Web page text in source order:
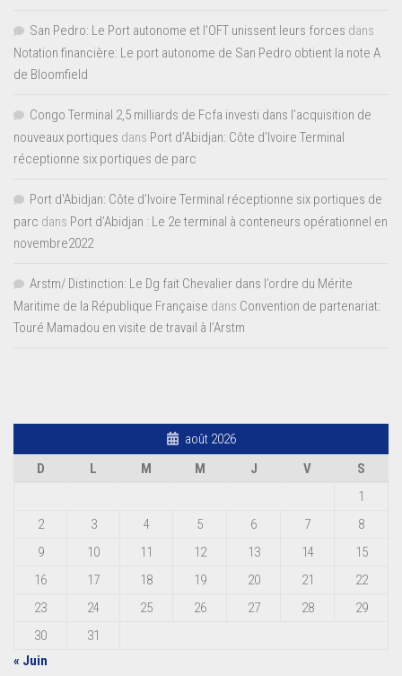
San Pedro: Le Port autonome et l’OFT unissent leurs forces dans
Notation financière: Le port autonome de San Pedro obtient la note A
de Bloomfield
Congo Terminal 2,5 milliards de Fcfa investi dans l’acquisition de
nouveaux portiques dans Port d’Abidjan: Côte d’Ivoire Terminal
réceptionne six portiques de parc
Port d'Abidjan: Côte d’Ivoire Terminal réceptionne six portiques de
parc dans Port d’Abidjan : Le 2e terminal à conteneurs opérationnel en
novembre2022
Arstm/ Distinction: Le Dg fait Chevalier dans l’ordre du Mérite
Maritime de la République Française dans Convention de partenariat:
Touré Mamadou en visite de travail à l’Arstm
août 2026
D
L M M J V
S
1
2
3 4 5 6 7
8
9
10 11 12 13 14
15
16
17 18 19 20 21
22
23
24 25 26 27 28
29
30
31
« Juin